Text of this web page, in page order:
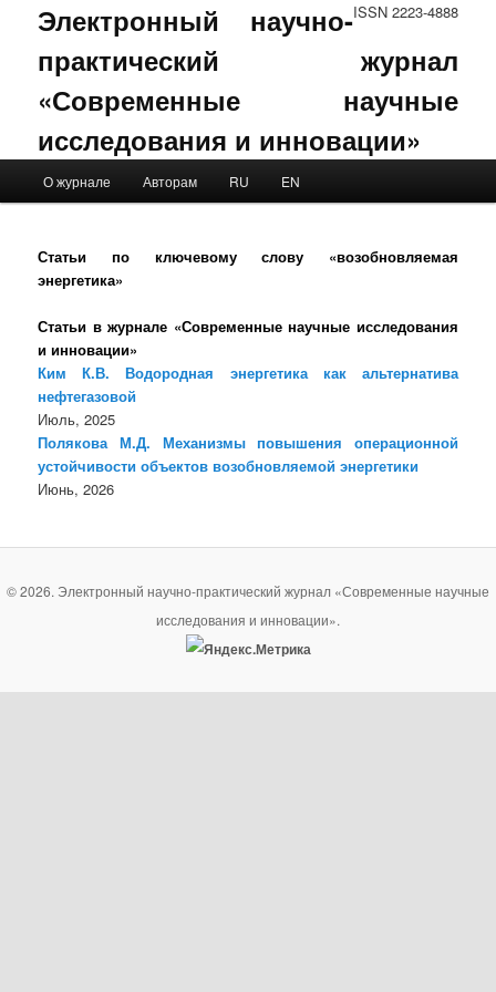
ISSN 2223-4888
Электронный научно-
практический журнал
«Современные научные
исследования и инновации»
Skip to primary content
Skip to secondary content
О журнале Авторам RU EN
Статьи по ключевому слову «возобновляемая
энергетика»
Статьи в журнале «Современные научные исследования
и инновации»
Ким К.В. Водородная энергетика как альтернатива
нефтегазовой
Июль, 2025
Полякова М.Д. Механизмы повышения операционной
устойчивости объектов возобновляемой энергетики
Июнь, 2026
© 2026. Электронный научно-практический журнал «Современные научные
исследования и инновации».